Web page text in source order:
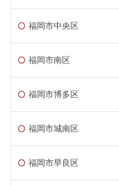
福岡市中央区
福岡市南区
福岡市博多区
福岡市城南区
福岡市早良区